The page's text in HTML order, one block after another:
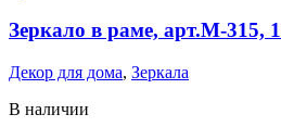
Зеркало в раме, арт.М-315,
Декор для дома, Зеркала
В наличии